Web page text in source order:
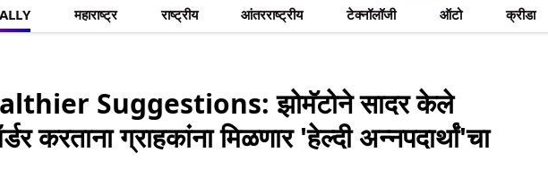
महाराष्ट्र राष्ट्रीय आंतरराष्ट्रीय टेक्नॉलॉजी ऑटो क्रीडा
Suggestions: झोमॅटोने सादर केले
करताना ग्राहकांना मिळणार 'हेल्दी अन्नपदार्थां'चा